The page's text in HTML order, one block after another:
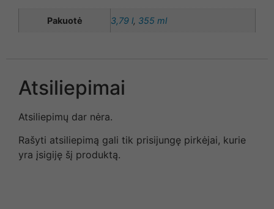
Pakuotė 3,79 l, 355 ml
Atsiliepimai
Atsiliepimų dar nėra.
Rašyti atsiliepimą gali tik prisijungę pirkėjai, kurie
yra įsigiję šį produktą.